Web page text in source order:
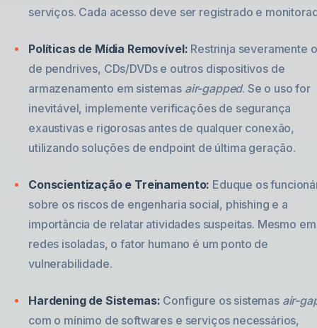
serviços. Cada acesso deve ser registrado e
Políticas de Mídia Removível: Restrinja severamente
de pendrives, CDs/DVDs e outros dispositivos de
armazenamento em sistemas air-gapped. Se o uso for
inevitável, implemente verificações de segurança
exaustivas e rigorosas antes de qualquer conexão,
utilizando soluções de endpoint de última geração.
Conscientização e Treinamento: Eduque os
sobre os riscos de engenharia social, phishing e a
importância de relatar atividades suspeitas. Mesmo em
redes isoladas, o fator humano é um ponto de
vulnerabilidade.
Hardening de Sistemas: Configure os sistemas air-
com o mínimo de softwares e serviços necessários,